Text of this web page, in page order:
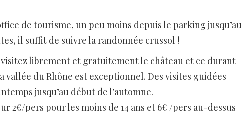
de tourisme, un peu moins depuis le parking jusqu’au
il suffit de suivre la randonnée crussol !
librement et gratuitement le château et ce durant
vallée du Rhône est exceptionnel. Des visites guidées
jusqu’au début de l’automne.
2€/pers pour les moins de 14 ans et 6€ /pers au-dessus